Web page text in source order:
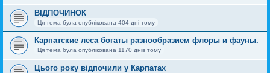
ВІДПОЧИНОК
Ця тема була опублікована 404 дні тому
Карпатские леса богаты разнообразием флоры и фауны.
Ця тема була опублікована 1170 днів тому
Цього року відпочили у Карпатах